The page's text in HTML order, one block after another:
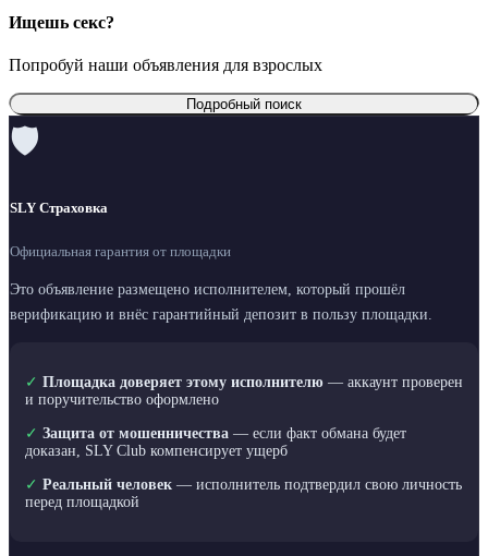
Ищешь секс?
Попробуй наши объявления для взрослых
Подробный поиск
🛡
SLY Страховка
Официальная гарантия от площадки
Это объявление размещено исполнителем, который прошёл
верификацию и внёс гарантийный депозит в пользу площадки.
✓ Площадка доверяет этому исполнителю — аккаунт проверен
и поручительство оформлено
✓ Защита от мошенничества — если факт обмана будет
доказан, SLY Club компенсирует ущерб
✓ Реальный человек — исполнитель подтвердил свою личность
перед площадкой